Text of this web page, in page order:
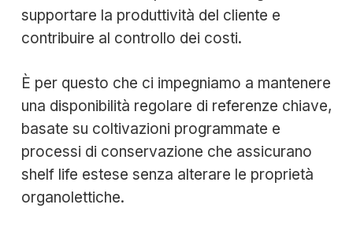
supportare la produttività del cliente e
contribuire al controllo dei costi.
È per questo che ci impegniamo a mantenere
una disponibilità regolare di referenze chiave,
basate su coltivazioni programmate e
processi di conservazione che assicurano
shelf life estese senza alterare le proprietà
organolettiche.